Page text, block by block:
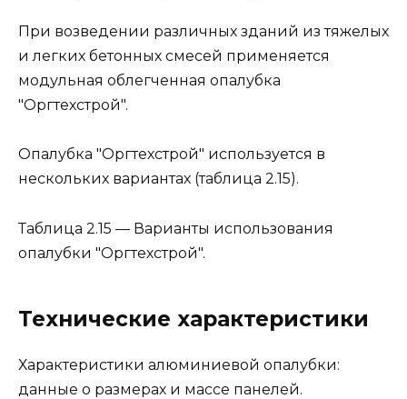
При возведении различных зданий из тяжелых
и легких бетонных смесей применяется
модульная облегченная опалубка
"Оргтехстрой".
Опалубка "Оргтехстрой" используется в
нескольких вариантах (таблица 2.15).
Таблица 2.15 — Варианты использования
опалубки "Оргтехстрой".
Технические характеристики
Характеристики алюминиевой опалубки:
данные о размерах и массе панелей.